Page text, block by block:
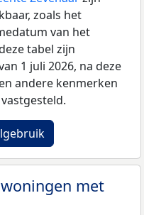
zoals het
van het
tabel zijn
1 juli 2026, na deze
andere kenmerken
met